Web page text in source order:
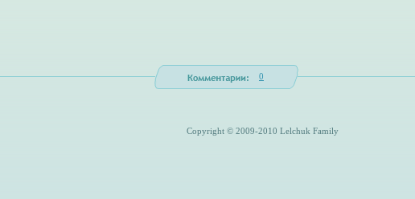
0
Copyright © 2009-2010 Lelchuk Family